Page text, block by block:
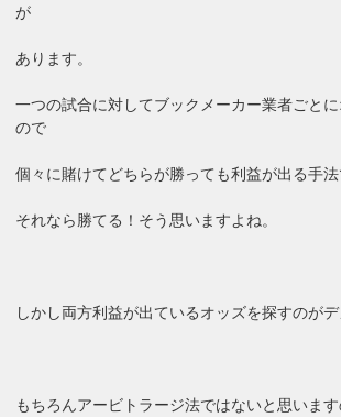
が
あります。
一つの試合に対してブックメーカー業者ごと
ので
個々に賭けてどちらが勝っても利益が出る手法
それなら勝てる！そう思いますよね。
しかし両方利益が出ているオッズを探すのがデ
もちろんアービトラージ法ではないと思いま